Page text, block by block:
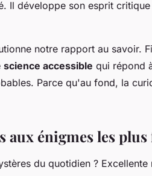
Il développe son esprit
notre rapport au savoir.
science accessible qui répond
Parce qu'au fond, la
aux énigmes les plus
du quotidien ? Excellente